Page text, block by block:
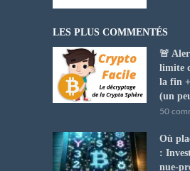
LES PLUS COMMENTÉS
🚨
limite
la fin
(un
50
Où
:
nue-